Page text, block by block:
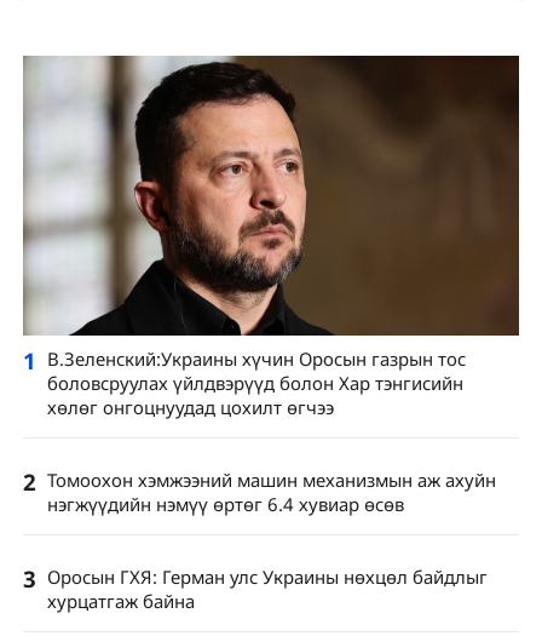
1
В.Зеленский:Украины хүчин Оросын газрын тос
боловсруулах үйлдвэрүүд болон Хар тэнгисийн
хөлөг онгоцнуудад цохилт өгчээ
2 Томоохон хэмжээний машин механизмын аж ахуйн
нэгжүүдийн нэмүү өртөг 6.4 хувиар өсөв
3 Оросын ГХЯ: Герман улс Украины нөхцөл байдлыг
хурцатгаж байна